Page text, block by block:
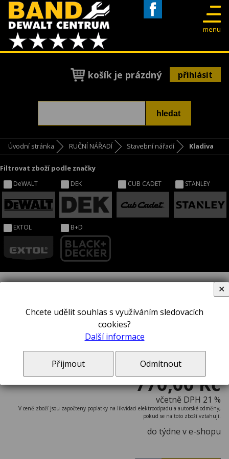
menu
košík je prázdný přihlásit
Úvodní stránka RUČNÍ NÁŘADÍ Stavební nářadí Kladiva
Filtrovat zboží podle značky
DeWALT DEK CUB CADET STANLEY
EXTOL B+D
Kladivo STANLEY® 1-54-716
770,00 Kč
včetně DPH 21 %
V ceně zboží jsou započteny poplatky na likvidaci elektroodpadu a autorské odměny,
pokud se na toto zboží vztahují.
do týdne v e-shopu
Chcete udělit souhlas s využíváním sledovacích
cookies?
Další informace
Přijmout Odmítnout
✕